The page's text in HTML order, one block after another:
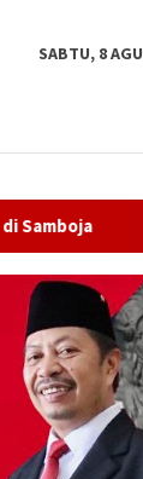
SABTU, 8
DPRD